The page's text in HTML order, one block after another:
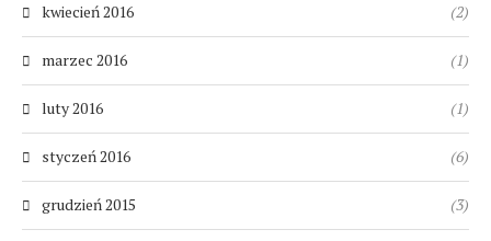
kwiecień 2016 (2)
marzec 2016 (1)
luty 2016 (1)
styczeń 2016 (6)
grudzień 2015 (3)